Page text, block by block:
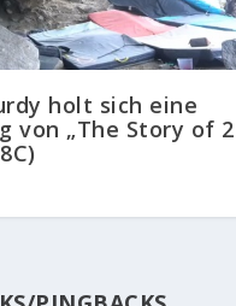
holt sich eine
von „The Story of 2